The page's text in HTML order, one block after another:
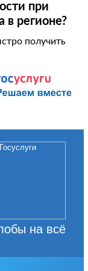
при
в регионе?
получить
на всё